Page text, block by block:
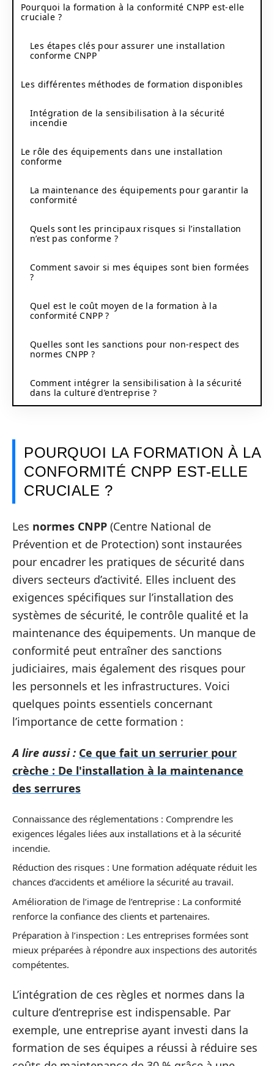
Pourquoi la formation à la conformité CNPP est-elle
cruciale ?
Les étapes clés pour assurer une installation
conforme CNPP
Les différentes méthodes de formation disponibles
Intégration de la sensibilisation à la sécurité
incendie
Le rôle des équipements dans une installation
conforme
La maintenance des équipements pour garantir la
conformité
Quels sont les principaux risques si l’installation
n’est pas conforme ?
Comment savoir si mes équipes sont bien formées
?
Quel est le coût moyen de la formation à la
conformité CNPP ?
Quelles sont les sanctions pour non-respect des
normes CNPP ?
Comment intégrer la sensibilisation à la sécurité
dans la culture d’entreprise ?
POURQUOI LA FORMATION À LA
CONFORMITÉ CNPP EST-ELLE
CRUCIALE ?
Les normes CNPP (Centre National de
Prévention et de Protection) sont instaurées
pour encadrer les pratiques de sécurité dans
divers secteurs d’activité. Elles incluent des
exigences spécifiques sur l’installation des
systèmes de sécurité, le contrôle qualité et la
maintenance des équipements. Un manque de
conformité peut entraîner des sanctions
judiciaires, mais également des risques pour
les personnels et les infrastructures. Voici
quelques points essentiels concernant
l’importance de cette formation :
A lire aussi : Ce que fait un serrurier pour
crèche : De l'installation à la maintenance
des serrures
Connaissance des réglementations : Comprendre les
exigences légales liées aux installations et à la sécurité
incendie.
Réduction des risques : Une formation adéquate réduit les
chances d’accidents et améliore la sécurité au travail.
Amélioration de l’image de l’entreprise : La conformité
renforce la confiance des clients et partenaires.
Préparation à l’inspection : Les entreprises formées sont
mieux préparées à répondre aux inspections des autorités
compétentes.
L’intégration de ces règles et normes dans la
culture d’entreprise est indispensable. Par
exemple, une entreprise ayant investi dans la
formation de ses équipes a réussi à réduire ses